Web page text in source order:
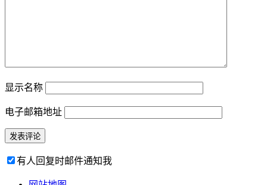
显示名称
电子邮箱地址
有人回复时邮件通知我